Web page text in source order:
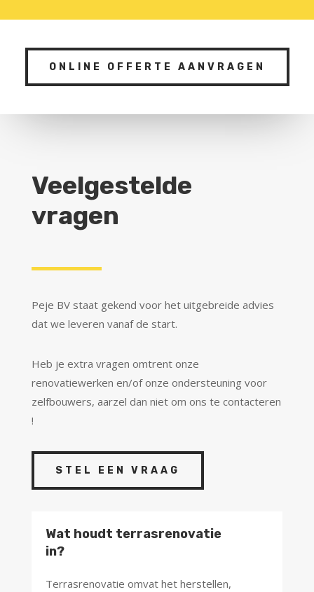
ONLINE OFFERTE AANVRAGEN
Veelgestelde
vragen
Peje BV staat gekend voor het uitgebreide advies
dat we leveren vanaf de start.
Heb je extra vragen omtrent onze
renovatiewerken en/of onze ondersteuning voor
zelfbouwers, aarzel dan niet om ons te contacteren
!
STEL EEN VRAAG
Wat houdt terrasrenovatie
in?
Terrasrenovatie omvat het herstellen,